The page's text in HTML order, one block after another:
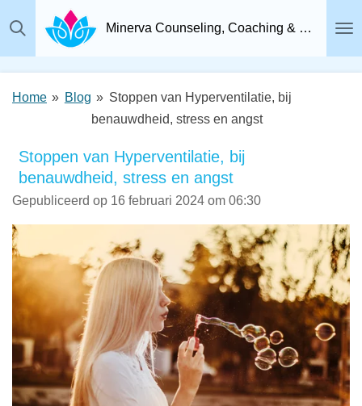
Ga
direct
hoofdinhoud
Minerva Counseling, Coaching & Relatietherapie, Psychosociaal Therapeut Breda
Home » Blog » Stoppen van Hyperventilatie, bij
benauwdheid, stress en angst
Stoppen van Hyperventilatie, bij
benauwdheid, stress en angst
Gepubliceerd op 16 februari 2024 om 06:30